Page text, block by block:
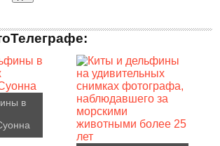
в